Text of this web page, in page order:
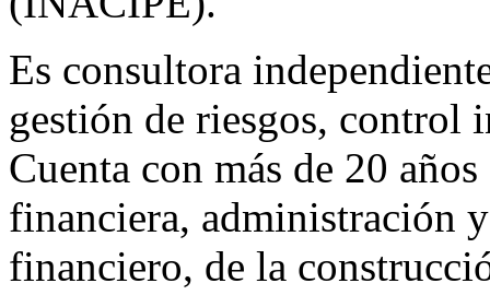
Es consultora
gestión de riesgos,
Cuenta con más de 20
financiera, administración
financiero, de la